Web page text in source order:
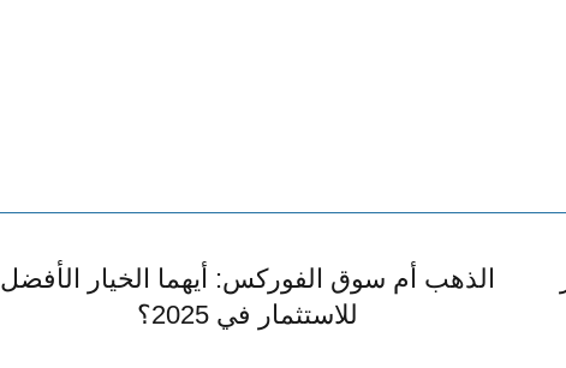
الذهب أم سوق الفوركس: أيهما الخيار الأفضل
للاستثمار في 2025؟